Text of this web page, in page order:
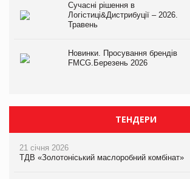
Сучасні рішення в
Логістиці&Дистрибуції – 2026.
Травень
Новинки. Просування брендів
FMCG.Березень 2026
ТЕНДЕРИ
21 січня 2026
ТДВ «Золотоніський маслоробний комбінат»